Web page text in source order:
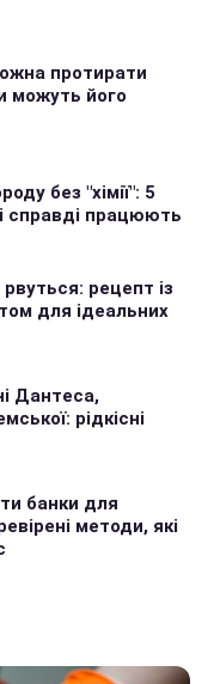
протирати
можуть його
без "хімії": 5
справді працюють
рецепт із
для ідеальних
Дантеса,
рідкісні
банки для
методи, які